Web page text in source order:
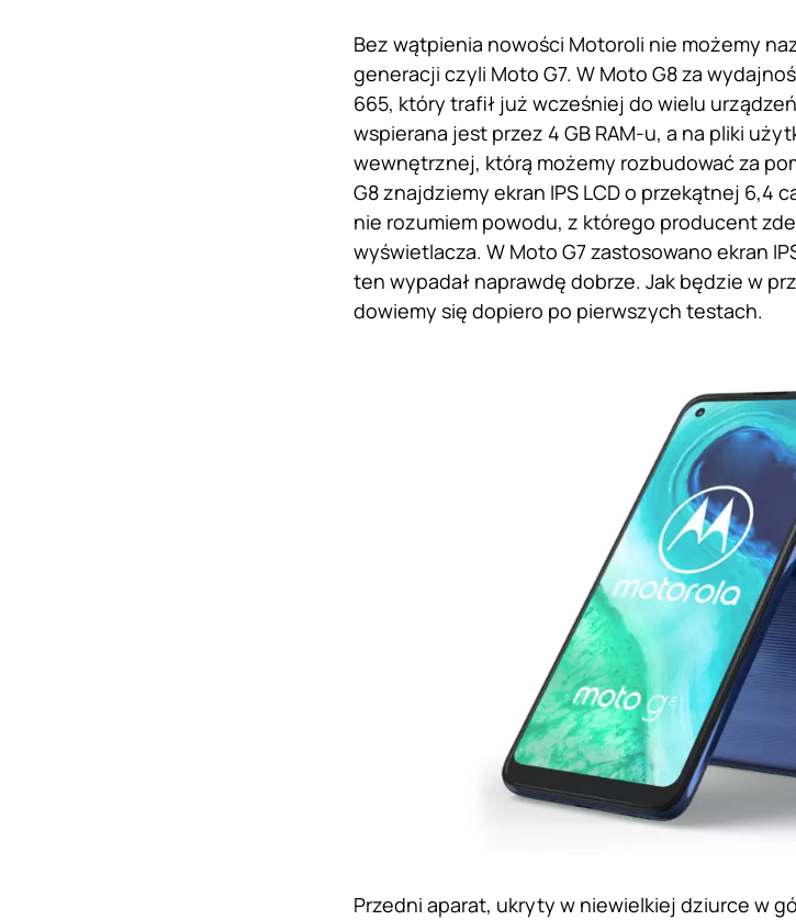
Bez wątpienia nowości Motoroli nie możemy
generacji czyli Moto G7. W Moto G8 za
665, który trafił już wcześniej do wielu
wspierana jest przez 4 GB RAM-u, a na pliki
wewnętrznej, którą możemy rozbudować za
G8 znajdziemy ekran IPS LCD o przekątnej 6,4
nie rozumiem powodu, z którego producent
wyświetlacza. W Moto G7 zastosowano ekran
ten wypadał naprawdę dobrze. Jak będzie w
dowiemy się dopiero po pierwszych testach.
Przedni aparat, ukryty w niewielkiej dziurce w